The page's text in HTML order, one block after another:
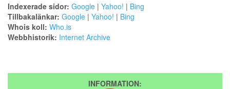
Indexerade sidor: Google | Yahoo! | Bing
Tillbakalänkar: Google | Yahoo! | Bing
Whois koll: Who.is
Webbhistorik: Internet Archive
INFORMATION: